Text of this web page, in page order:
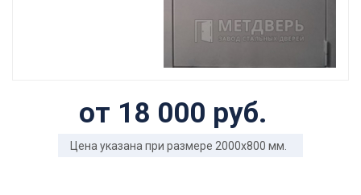
от 18 000 руб.
Цена указана при размере 2000x800 мм.